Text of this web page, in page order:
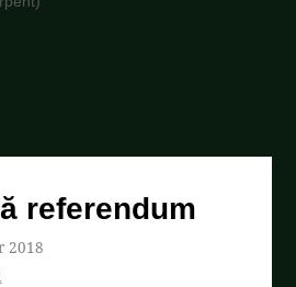
referendum
2018